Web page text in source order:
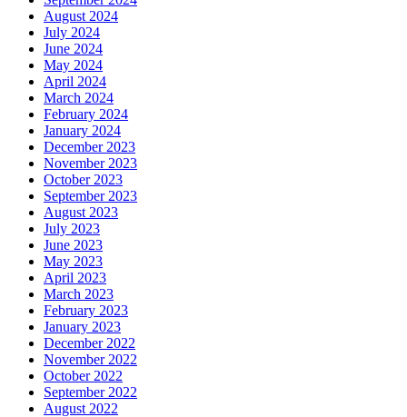
August 2024
July 2024
June 2024
May 2024
April 2024
March 2024
February 2024
January 2024
December 2023
November 2023
October 2023
September 2023
August 2023
July 2023
June 2023
May 2023
April 2023
March 2023
February 2023
January 2023
December 2022
November 2022
October 2022
September 2022
August 2022